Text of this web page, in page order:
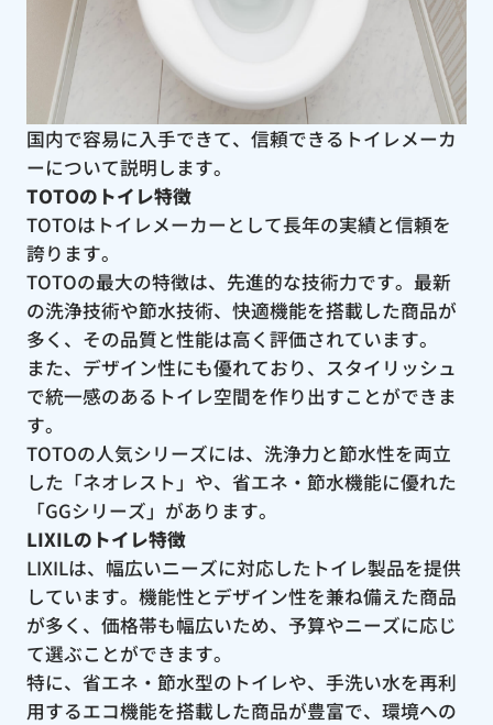
国内で容易に入手できて、信頼できるトイレメーカ
ーについて説明します。
TOTOのトイレ特徴
TOTOはトイレメーカーとして長年の実績と信頼を
誇ります。
TOTOの最大の特徴は、先進的な技術力です。最新
の洗浄技術や節水技術、快適機能を搭載した商品が
多く、その品質と性能は高く評価されています。
また、デザイン性にも優れており、スタイリッシュ
で統一感のあるトイレ空間を作り出すことができま
す。
TOTOの人気シリーズには、洗浄力と節水性を両立
した「ネオレスト」や、省エネ・節水機能に優れた
「GGシリーズ」があります。
LIXILのトイレ特徴
LIXILは、幅広いニーズに対応したトイレ製品を提供
しています。機能性とデザイン性を兼ね備えた商品
が多く、価格帯も幅広いため、予算やニーズに応じ
て選ぶことができます。
特に、省エネ・節水型のトイレや、手洗い水を再利
用するエコ機能を搭載した商品が豊富で、環境への